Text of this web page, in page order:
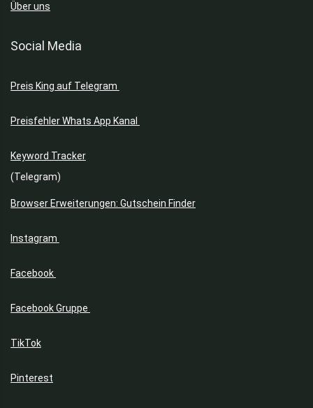
Über uns
Social Media
Preis King auf Telegram
Preisfehler Whats App Kanal
Keyword Tracker
(Telegram)
Browser Erweiterungen: Gutschein Finder
Instagram
Facebook
Facebook Gruppe
TikTok
Pinterest